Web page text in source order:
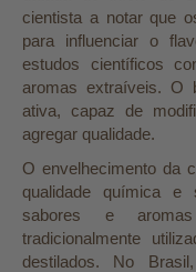
cientista a notar que
para influenciar o
estudos científicos
aromas extraíveis. O
ativa, capaz de
agregar qualidade.
O envelhecimento da
qualidade química e
sabores e
tradicionalmente
destilados. No